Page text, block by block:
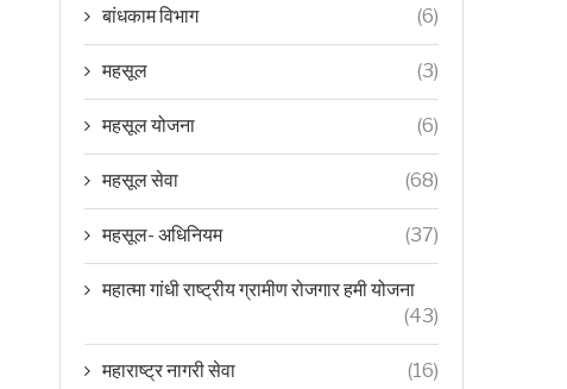
बांधकाम विभाग (6)
महसूल (3)
महसूल योजना (6)
महसूल सेवा (68)
महसूल- अधिनियम (37)
महात्मा गांधी राष्ट्रीय ग्रामीण रोजगार हमी योजना
(43)
महाराष्ट्र नागरी सेवा (16)